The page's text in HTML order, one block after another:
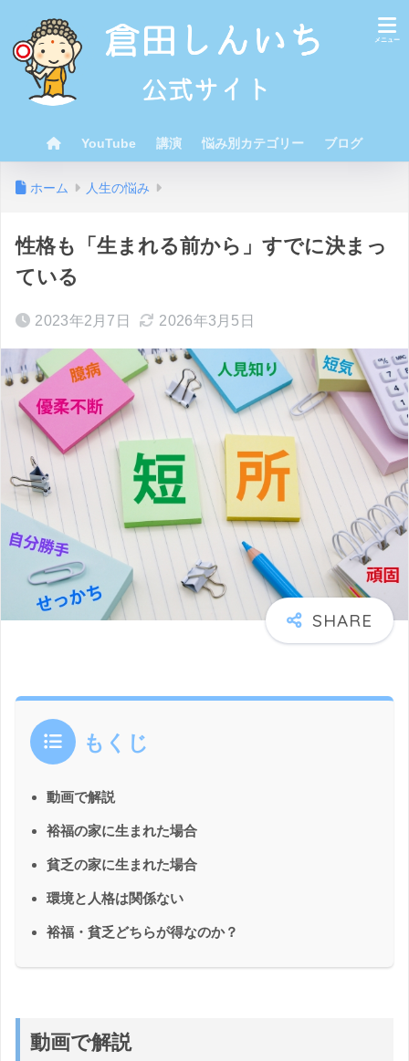
YouTube 講演 悩み別カテゴリー ブログ
ホーム 人生の悩み
性格も「生まれる前から」すでに決まっ
ている
2023年2月7日 2026年3月5日
もくじ
動画で解説
裕福の家に生まれた場合
貧乏の家に生まれた場合
環境と人格は関係ない
裕福・貧乏どちらが得なのか？
動画で解説